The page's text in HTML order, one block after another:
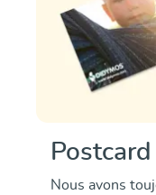
Postcard
Nous avons